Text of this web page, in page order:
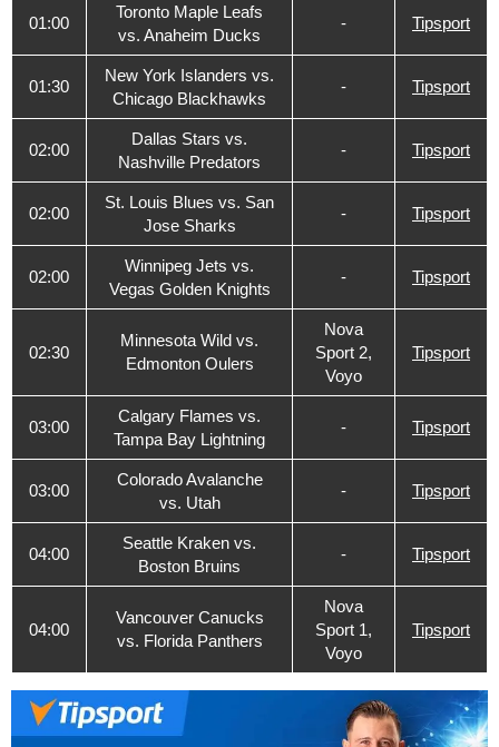
01:00
Toronto Maple Leafs
vs. Anaheim Ducks
- Tipsport
01:30
New York Islanders vs.
Chicago Blackhawks
- Tipsport
02:00
Dallas Stars vs.
Nashville Predators
- Tipsport
02:00
St. Louis Blues vs. San
Jose Sharks
- Tipsport
02:00
Winnipeg Jets vs.
Vegas Golden Knights
- Tipsport
02:30
Minnesota Wild vs.
Edmonton Oulers
Nova
Sport 2,
Voyo
Tipsport
03:00
Calgary Flames vs.
Tampa Bay Lightning
- Tipsport
03:00
Colorado Avalanche
vs. Utah
- Tipsport
04:00
Seattle Kraken vs.
Boston Bruins
- Tipsport
04:00
Vancouver Canucks
vs. Florida Panthers
Nova
Sport 1,
Voyo
Tipsport